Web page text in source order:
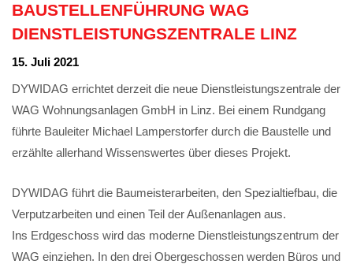
BAUSTELLENFÜHRUNG WAG
DIENSTLEISTUNGSZENTRALE LINZ
15. Juli 2021
DYWIDAG errichtet derzeit die neue Dienstleistungszentrale der
WAG Wohnungsanlagen GmbH in Linz. Bei einem Rundgang
führte Bauleiter Michael Lamperstorfer durch die Baustelle und
erzählte allerhand Wissenswertes über dieses Projekt.
DYWIDAG führt die Baumeisterarbeiten, den Spezialtiefbau, die
Verputzarbeiten und einen Teil der Außenanlagen aus.
Ins Erdgeschoss wird das moderne Dienstleistungszentrum der
WAG einziehen. In den drei Obergeschossen werden Büros und